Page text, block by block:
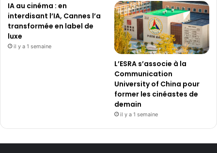
IA au cinéma : en
interdisant l’IA, Cannes l’a
transformée en label de
luxe
il y a 1 semaine
L’ESRA s’associe à la
Communication
University of China pour
former les cinéastes de
demain
il y a 1 semaine